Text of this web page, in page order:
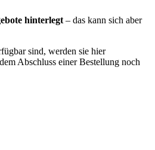
hinterlegt – das kann sich aber
sind, werden sie hier
Abschluss einer Bestellung noch